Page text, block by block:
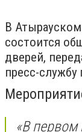
В Атырауском
состоится
дверей,
пресс-службу
«В первом